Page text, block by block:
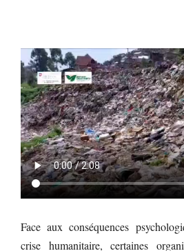
Face aux conséquences
crise humanitaire, certaines